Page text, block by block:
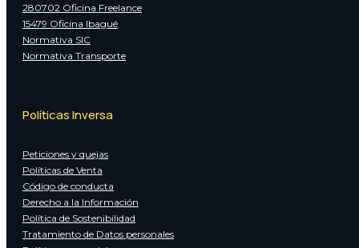
280702 Oficina Freelance
15479 Oficina Ibagué
Normativa SIC
Normativa Transporte
Políticas Inversa
Peticiones y quejas
Políticas de Venta
Código de conducta
Derecho a la Información
Política de Sostenibilidad
Tratamiento de Datos personales